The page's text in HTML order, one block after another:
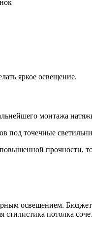
яркое освещение.
монтажа
под точечные
прочности,
освещением.
потолка